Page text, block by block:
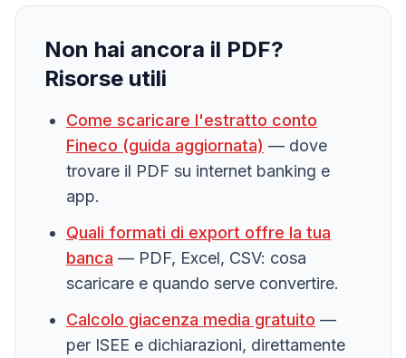
Non hai ancora il PDF?
Risorse utili
Come scaricare l'estratto conto
Fineco (guida aggiornata) — dove
trovare il PDF su internet banking e
app.
Quali formati di export offre la tua
banca — PDF, Excel, CSV: cosa
scaricare e quando serve convertire.
Calcolo giacenza media gratuito —
per ISEE e dichiarazioni, direttamente